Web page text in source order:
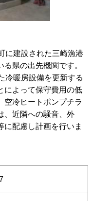
に建設された三崎漁港
県の出先機関です。
冷暖房設備を更新する
によって保守費用の低
空冷ヒートポンプチラ
、近隣への騒音、外
に配慮し計画を行いま